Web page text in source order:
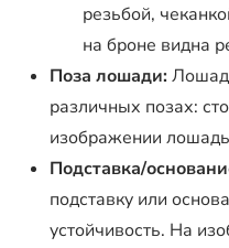
резьбой,
на броне видна
Поза лошади:
различных позах:
изображении
Подставка/
подставку или
устойчивость. На